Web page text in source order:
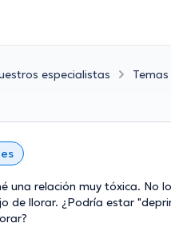
especialistas
una relación muy tóxica. No
de llorar. ¿Podría estar